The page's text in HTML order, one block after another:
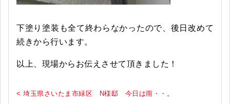
下塗り塗装も全て終わらなかったので、後日改めて
続きから行います。
以上、現場からお伝えさせて頂きました！
< 埼玉県さいたま市緑区 N様邸 今日は雨・・。